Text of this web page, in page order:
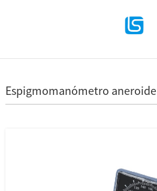
Espigmomanómetro aneroide